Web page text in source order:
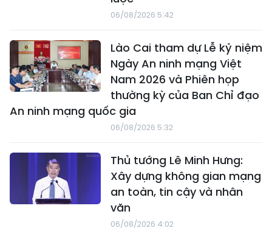
06/08/2026 5:42
Lào Cai tham dự Lễ kỷ niệm
Ngày An ninh mạng Việt
Nam 2026 và Phiên họp
thường kỳ của Ban Chỉ đạo
An ninh mạng quốc gia
06/08/2026 5:32
Thủ tướng Lê Minh Hưng:
Xây dựng không gian mạng
an toàn, tin cậy và nhân
văn
06/08/2026 4:02